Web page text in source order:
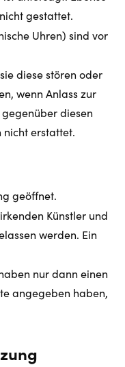
gestattet.
Uhren) sind vor
diese stören oder
wenn Anlass zur
diesen
nicht erstattet.
geöffnet.
Künstler und
werden. Ein
nur dann einen
angegeben haben,